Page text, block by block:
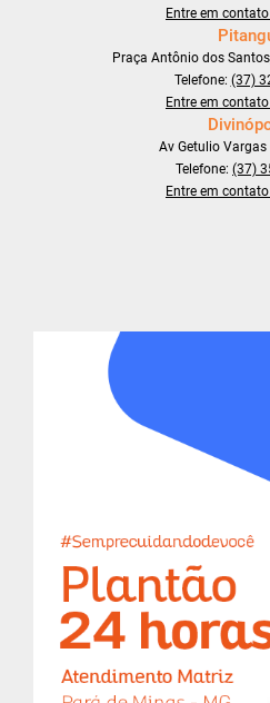
Entre em
Praça Antônio dos
Telefone: (37)
Entre em
Av Getulio Vargas
Telefone: (37)
Entre em